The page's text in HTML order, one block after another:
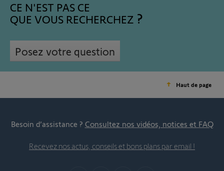
CE N'EST PAS CE
QUE VOUS RECHERCHEZ
Posez votre question
Haut de page
Besoin d’assistance ? Consultez nos vidéos, notices et FAQ
Recevez nos actus, conseils et bons plans par email !